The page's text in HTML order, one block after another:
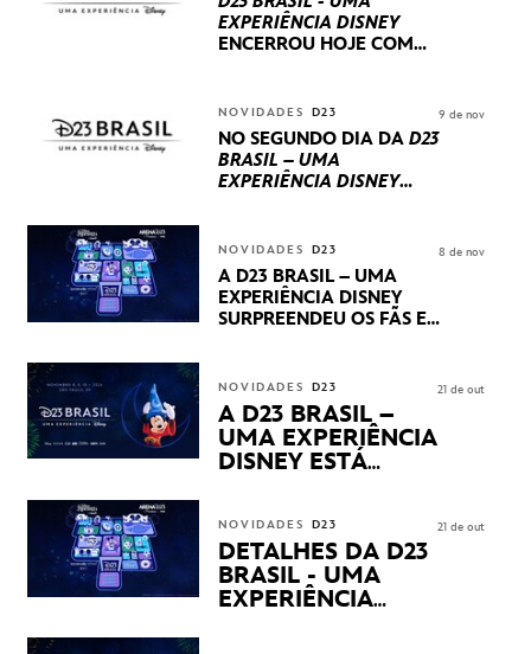
EXPERIÊNCIA DISNEY
ENCERROU HOJE COM
INTERNACIONAIS E
PRODUÇÕES BRASILEIRAS
NOVIDADES D23
NO SEGUNDO DIA DA D23
BRASIL – UMA
EXPERIÊNCIA DISNEY
STUDIOS REVELARAM
PRÉVIAS E NOVIDADES
DOS SEUS PRÓXIMOS
LANÇAMENTOS
9 de nov
NOVIDADES D23
A D23 BRASIL – UMA
EXPERIÊNCIA DISNEY
SURPREENDEU OS FÃS EM
APRESENTAÇÕES E
PRODUTOS EXCLUSIVOS
NO TRANSAMÉRICA EXPO
CENTER EM SÃO PAULO
8 de nov
NOVIDADES D23
A D23 BRASIL –
UMA EXPERIÊNCIA
DISNEY ESTÁ
21 de out
NOVIDADES D23
DETALHES DA D23
BRASIL - UMA
EXPERIÊNCIA
21 de out